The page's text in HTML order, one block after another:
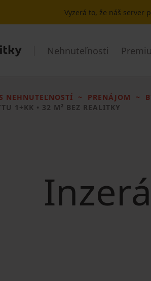
Vyzerá to, že náš server
Nehnuteľnosti
NEHNUTEĽNOSTÍ PRENÁJOM
1+KK • 32 M² BEZ REALITKY